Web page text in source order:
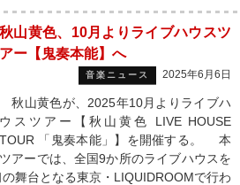
秋山黄色、10月よりライブハウスツ
アー【鬼奏本能】へ
音楽ニュース 2025年6月6日
秋山黄色が、2025年10月よりライブハ
ウスツアー【秋山黄色 LIVE HOUSE
TOUR 「鬼奏本能」】を開催する。 本
ツアーでは、全国9か所のライブハウスを
舞台となる東京・LIQUIDROOMで行わ